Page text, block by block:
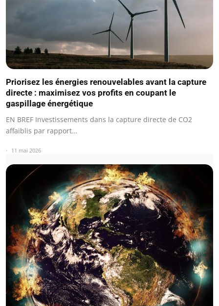
Priorisez les énergies renouvelables avant la capture
directe : maximisez vos profits en coupant le
gaspillage énergétique
EN BREF Investissements dans la capture directe de CO2
affaiblis par rapport…
11 mai 2026